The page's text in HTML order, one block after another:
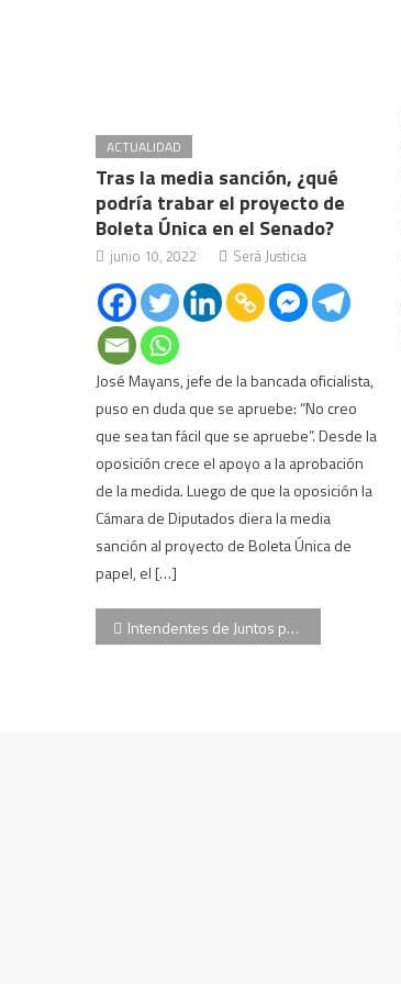
ACTUALIDAD
Tras la media sanción, ¿qué
podría trabar el proyecto de
Boleta Única en el Senado?
junio 10, 2022 Será Justicia
José Mayans, jefe de la bancada oficialista,
puso en duda que se apruebe: “No creo
que sea tan fácil que se apruebe”. Desde la
oposición crece el apoyo a la aprobación
de la medida. Luego de que la oposición la
Cámara de Diputados diera la media
sanción al proyecto de Boleta Única de
papel, el […]
Navegación
Intendentes de Juntos por el Cambio pidieron una reunión con Kicillof en reclamo de fondos